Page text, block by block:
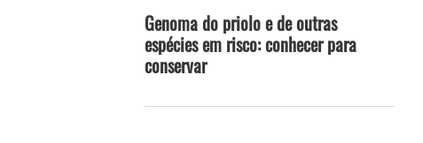
Genoma do priolo e de outras
espécies em risco: conhecer para
conservar